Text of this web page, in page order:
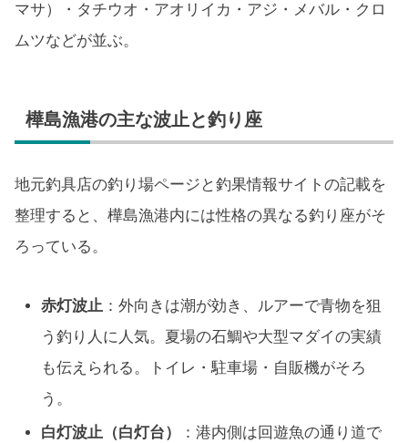
マサ）・タチウオ・アオリイカ・アジ・メバル・クロ
ムツなどが並ぶ。
樺島漁港の主な波止と釣り座
地元釣具店の釣り場ページと釣果情報サイトの記載を
整理すると、樺島漁港内には性格の異なる釣り座がそ
ろっている。
赤灯波止 ：外向きは潮が効き、ルアーで青物を狙
う釣り人に人気。夏場の石鯛や大型マダイの実績
も伝えられる。トイレ・駐車場・自販機がそろ
う。
白灯波止（白灯台）
：港内側は回遊魚の通り道で